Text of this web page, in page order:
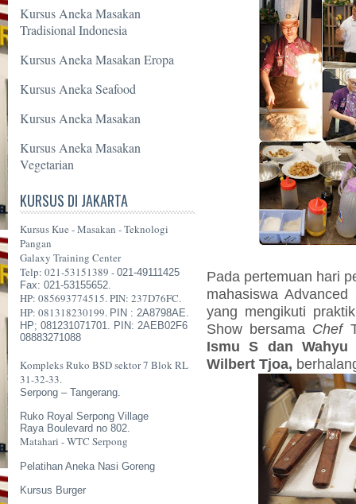
Kursus Aneka Masakan
Tradisional Indonesia
Kursus Aneka Masakan Eropa
Kursus Aneka Seafood
Kursus Aneka Masakan
Kursus Aneka Masakan
Vegetarian
KURSUS DI JAKARTA
Kursus Kue - Masakan - Teknologi
Pangan
Galaxy Training Center
Telp: 021-53151389 - 021-49111425
Fax: 021-53155652.
HP: 085693774515. PIN: 237D76FC.
HP: 081318230199. PIN : 2A8798AE.
HP; 081231071701. PIN: 2AEB02F6
08883271088
Kompleks Ruko BSD sektor 7 Blok RL
31-32-33.
Serpong – Tangerang.
Ruko Royal Serpong Village
Raya Boulevard no 802.
Matahari - WTC Serpong
Pelatihan Aneka Nasi Goreng
Kursus Burger
Pada pertemuan hari
mahasiswa
yang mengikuti
Show bersama Chef
Ismu S dan
Wilbert Tjoa,